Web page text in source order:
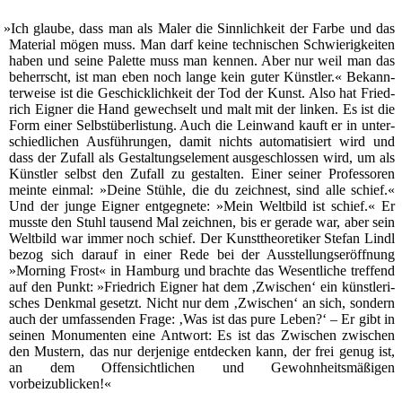
»Ich glau­be, dass man als Maler die Sinn­lich­keit der Far­be und das
Mate­ri­al mögen muss. Man darf kei­ne tech­ni­schen Schwie­rig­kei­ten
haben und sei­ne Palet­te muss man ken­nen. Aber nur weil man das
beherrscht, ist man eben noch lan­ge kein guter Künst­ler.« Bekann­
ter­wei­se ist die Geschick­lich­keit der Tod der Kunst. Also hat Fried­
rich Eig­ner die Hand gewech­selt und malt mit der lin­ken. Es ist die
Form einer Selbst­über­lis­tung. Auch die Lein­wand kauft er in unter­
schied­li­chen Aus­füh­run­gen, damit nichts auto­ma­ti­siert wird und
dass der Zufall als Gestal­tungs­ele­ment aus­ge­schlos­sen wird, um als
Künst­ler selbst den Zufall zu gestal­ten. Einer sei­ner Pro­fes­so­ren
mein­te ein­mal: »Dei­ne Stüh­le, die du zeich­nest, sind alle schief.«
Und der jun­ge Eig­ner ent­geg­ne­te: »Mein Welt­bild ist schief.« Er
muss­te den Stuhl tau­send Mal zeich­nen, bis er gera­de war, aber sein
Welt­bild war immer noch schief. Der Kunst­theo­re­ti­ker Ste­fan Lindl
bezog sich dar­auf in einer Rede bei der Aus­stel­lungs­er­öff­nung
»Mor­ning Frost« in Ham­burg und brach­te das Wesent­li­che tref­fend
auf den Punkt: »Fried­rich Eig­ner hat dem ‚Zwi­schen‘ ein künst­le­ri­
sches Denk­mal gesetzt. Nicht nur dem ‚Zwi­schen‘ an sich, son­dern
auch der umfas­sen­den Fra­ge: ‚Was ist das pure Leben?‘ – Er gibt in
sei­nen Monu­men­ten eine Ant­wort: Es ist das Zwi­schen zwi­schen
den Mus­tern, das nur der­je­ni­ge ent­de­cken kann, der frei genug ist,
an dem Offen­sicht­li­chen und Gewohn­heits­mä­ßi­gen
vorbeizublicken!«